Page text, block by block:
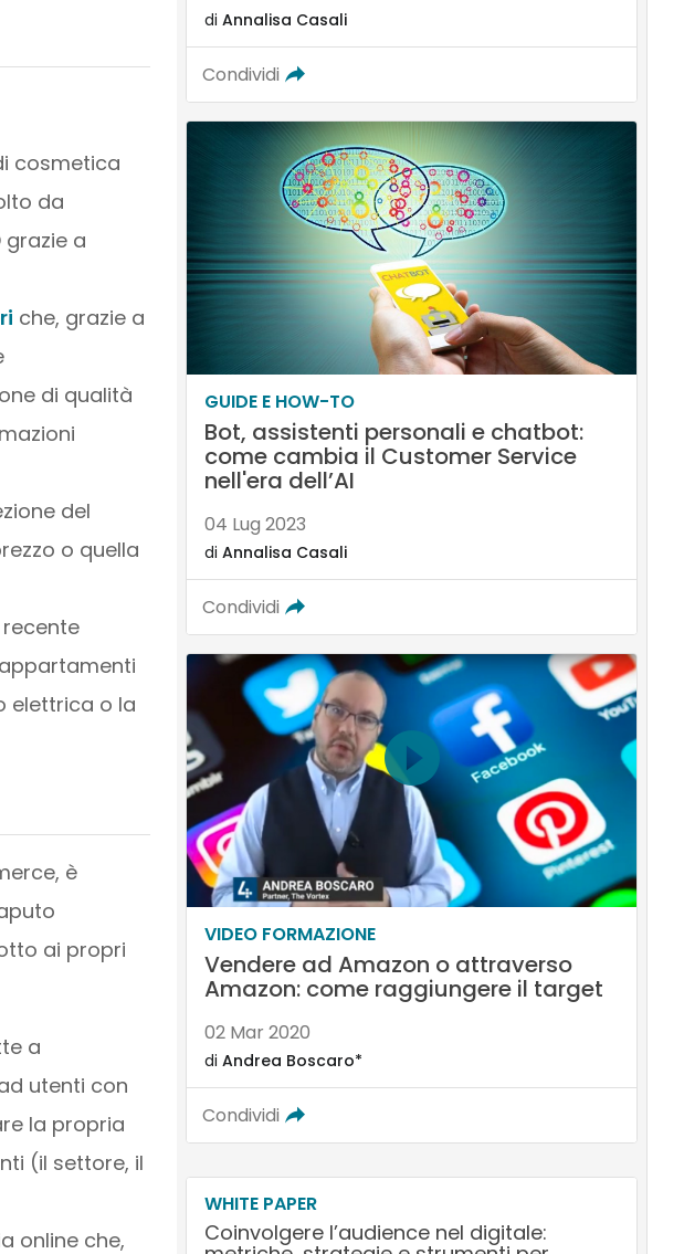
cosmetica
da
a
che, grazie a
di qualità
del
o quella
elettrica o la
è
ai propri
a
utenti con
la propria
(il settore, il
online che,
di Annalisa Casali
Condividi
GUIDE E HOW-TO
Bot, assistenti personali e chatbot:
come cambia il Customer Service
nell'era dell’AI
04 Lug 2023
di Annalisa Casali
Condividi
VIDEO FORMAZIONE
Vendere ad Amazon o attraverso
Amazon: come raggiungere il target
02 Mar 2020
di Andrea Boscaro*
Condividi
WHITE PAPER
Coinvolgere l’audience nel digitale: